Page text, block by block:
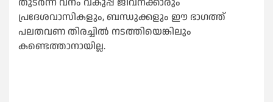
തുടര്‍ന്ന് വനം വകുപ്പ് ജീവനക്കാരും
പ്രദേശവാസികളും, ബന്ധുക്കളും ഈ ഭാഗത്ത്
പലതവണ തിരച്ചില്‍ നടത്തിയെങ്കിലും
കണ്ടെത്താനായില്ല.